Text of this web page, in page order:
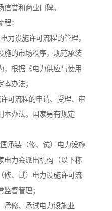
誉和商业口碑。
程：
力设施许可流程的管理，
施的市场秩序，规范承装
，根据《电力供应与使用
办法；
可流程的申请、受理、审
本办法。国家另有规定
承装（修、试）电力设施
电力会派出机构（以下称
修、试）电力设施许可流
督管理；
承修、承试电力设施业